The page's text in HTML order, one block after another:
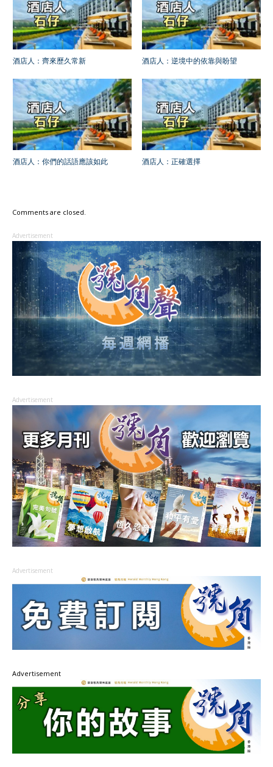
酒店人：齊來歷久常新 酒店人：逆境中的依靠與盼望
酒店人：你們的話語應該如此 酒店人：正確選擇
Comments are closed.
Advertisement
Advertisement
Advertisement
Advertisement